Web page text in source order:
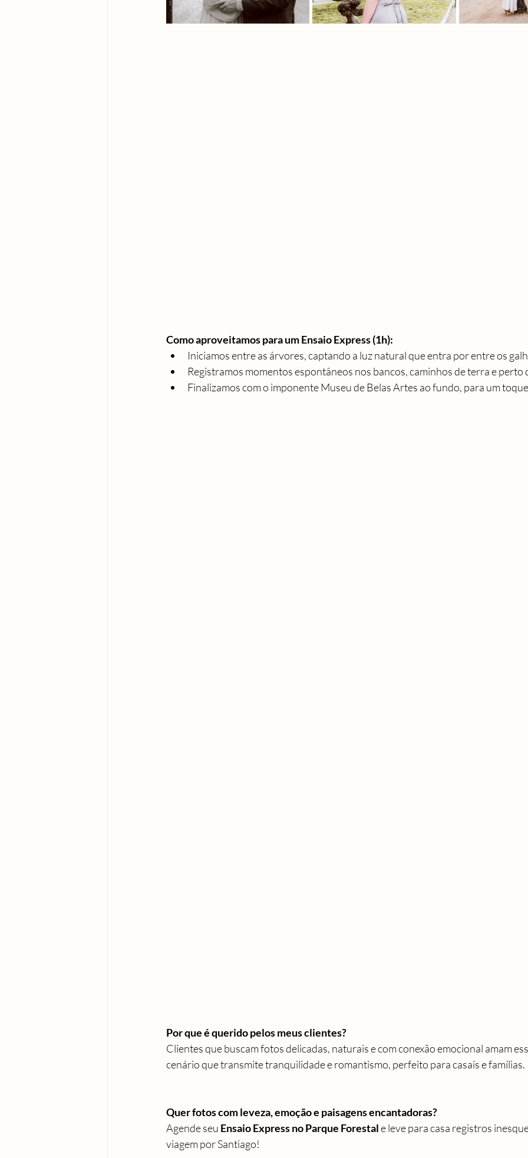
Como aproveitamos para um Ensaio Express (1h):
Iniciamos entre as árvores, captando a luz natural que entra por entre os
Registramos momentos espontâneos nos bancos, caminhos de terra e perto
Finalizamos com o imponente Museu de Belas Artes ao fundo, para um
Por que é querido pelos meus clientes?
Clientes que buscam fotos delicadas, naturais e com conexão emocional amam
cenário que transmite tranquilidade e romantismo, perfeito para casais e famílias.
Quer fotos com leveza, emoção e paisagens encantadoras?
Agende seu Ensaio Express no Parque Forestal e leve para casa registros
viagem por Santiago!